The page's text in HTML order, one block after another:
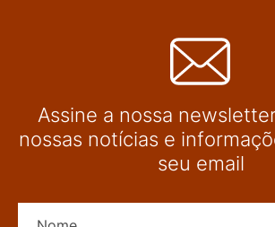
Assine a nossa
nossas notícias e
seu email